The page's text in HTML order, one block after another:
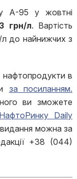
А-95 у жовтні
грн/л. Вартість
л до найнижчих з
в
за посиланням.
ви зможете
НафтоРинку Daily
можна за
+38 (044)